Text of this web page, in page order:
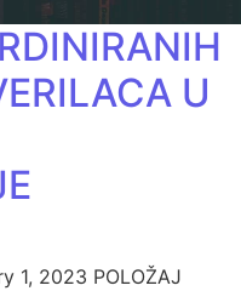
U
1, 2023 POLOŽAJ